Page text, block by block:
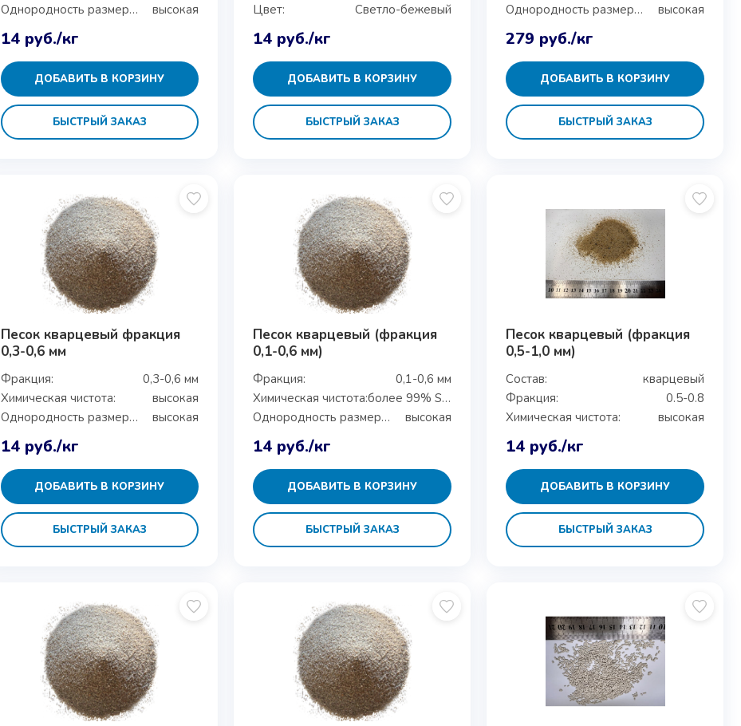
Однородность размеров:
высокая
14 руб./кг
ДОБАВИТЬ В КОРЗИНУ
БЫСТРЫЙ ЗАКАЗ
Цвет:
Светло-бежевый
14 руб./кг
ДОБАВИТЬ В КОРЗИНУ
БЫСТРЫЙ ЗАКАЗ
Однородность размеров:
высокая
279 руб./кг
ДОБАВИТЬ В КОРЗИНУ
БЫСТРЫЙ ЗАКАЗ
Песок кварцевый фракция
0,3-0,6 мм
Фракция:
0,3-0,6 мм
Химическая чистота:
высокая
Однородность размеров:
высокая
14 руб./кг
ДОБАВИТЬ В КОРЗИНУ
БЫСТРЫЙ ЗАКАЗ
Песок кварцевый (фракция
0,1-0,6 мм)
Фракция:
0,1-0,6 мм
Химическая чистота:
более 99% SiO2
Однородность размеров:
высокая
14 руб./кг
ДОБАВИТЬ В КОРЗИНУ
БЫСТРЫЙ ЗАКАЗ
Песок кварцевый (фракция
0,5-1,0 мм)
Состав:
кварцевый
Фракция:
0.5-0.8
Химическая чистота:
высокая
14 руб./кг
ДОБАВИТЬ В КОРЗИНУ
БЫСТРЫЙ ЗАКАЗ